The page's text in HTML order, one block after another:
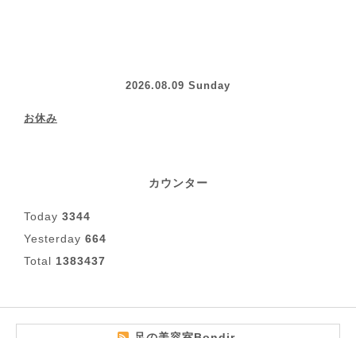
2026.08.09 Sunday
お休み
カウンター
Today 3344
Yesterday 664
Total 1383437